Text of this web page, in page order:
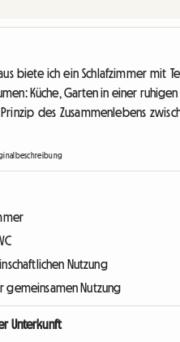
biete ich ein Schlafzimmer
Küche, Garten in einer
des Zusammenlebens
Nutzung
gemeinsamen Nutzung
Unterkunft